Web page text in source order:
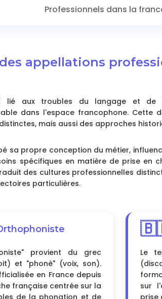
Professionnels dans la
des appellations
lié aux troubles du langage et de
dans l'espace francophone. Cette
mais aussi des approches
sa propre conception du métier,
spécifiques en matière de prise en
des cultures professionnelles
particulières.
provient du grec
et "phonè" (voix, son).
en France depuis
française centrée sur la
de la phonation et de
Le
sur
prise